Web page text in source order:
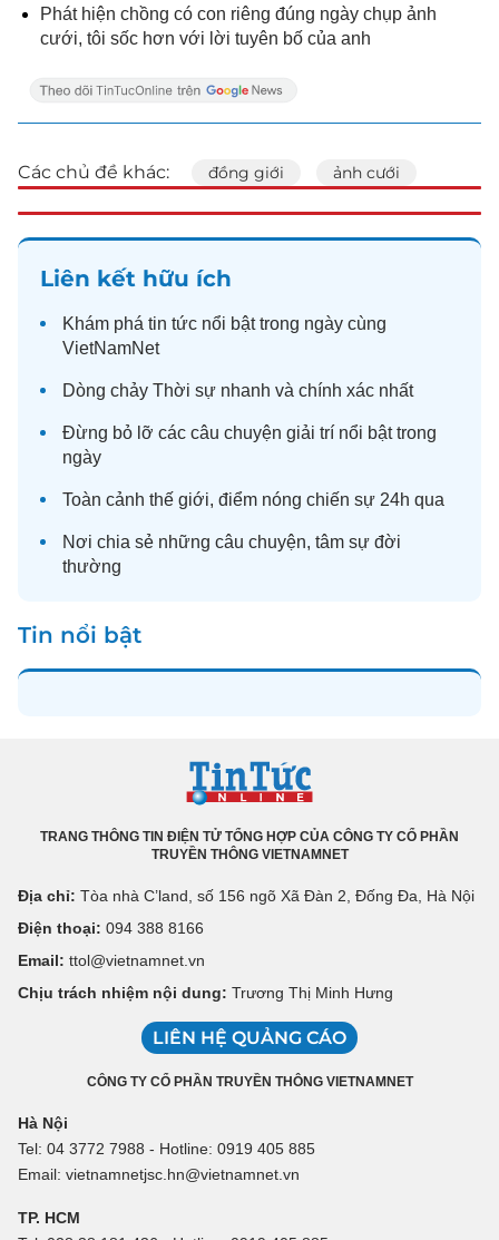
Phát hiện chồng có con riêng đúng ngày chụp ảnh
cưới, tôi sốc hơn với lời tuyên bố của anh
Các chủ đề khác: đồng giới ảnh cưới
Liên kết hữu ích
Khám phá tin tức nổi bật trong ngày cùng
VietNamNet
Dòng chảy Thời sự nhanh và chính xác nhất
Đừng bỏ lỡ các câu chuyện giải trí nổi bật trong
ngày
Toàn cảnh thế giới, điểm nóng chiến sự 24h qua
Nơi chia sẻ những câu chuyện, tâm sự đời
thường
Tin nổi bật
TRANG THÔNG TIN ĐIỆN TỬ TỔNG HỢP CỦA CÔNG TY CỔ PHẦN
TRUYỀN THÔNG VIETNAMNET
Địa chỉ: Tòa nhà C’land, số 156 ngõ Xã Đàn 2, Đống Đa, Hà Nội
Điện thoại: 094 388 8166
Email: ttol@vietnamnet.vn
Chịu trách nhiệm nội dung: Trương Thị Minh Hưng
LIÊN HỆ QUẢNG CÁO
CÔNG TY CỔ PHẦN TRUYỀN THÔNG VIETNAMNET
Hà Nội
Tel: 04 3772 7988 - Hotline: 0919 405 885
Email: vietnamnetjsc.hn@vietnamnet.vn
TP. HCM